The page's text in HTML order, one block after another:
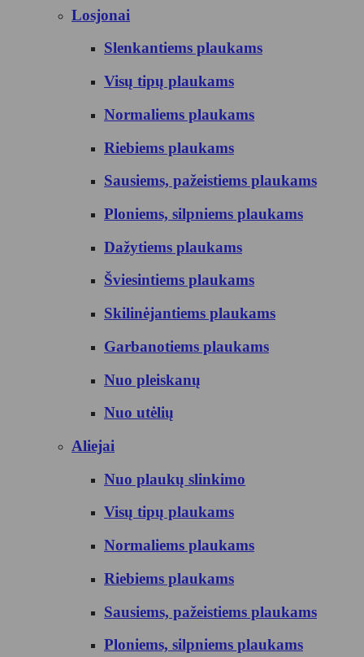
Losjonai
Slenkantiems plaukams
Visų tipų plaukams
Normaliems plaukams
Riebiems plaukams
Sausiems, pažeistiems plaukams
Ploniems, silpniems plaukams
Dažytiems plaukams
Šviesintiems plaukams
Skilinėjantiems plaukams
Garbanotiems plaukams
Nuo pleiskanų
Nuo utėlių
Aliejai
Nuo plaukų slinkimo
Visų tipų plaukams
Normaliems plaukams
Riebiems plaukams
Sausiems, pažeistiems plaukams
Ploniems, silpniems plaukams